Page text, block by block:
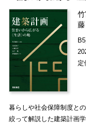
定
暮らしや社会保障制度と
絞って解説した建築計画学